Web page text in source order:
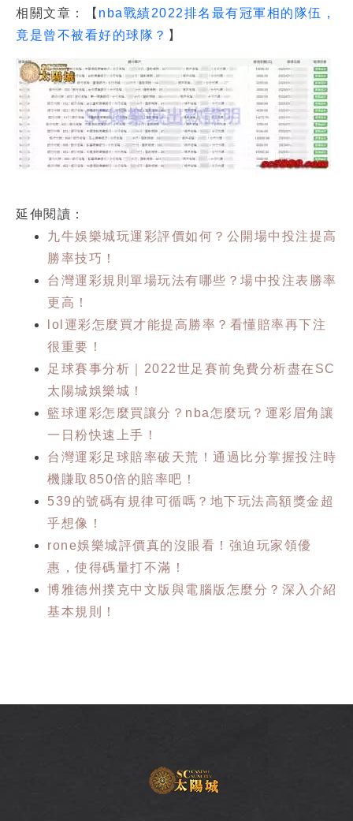
相關文章：【 nba戰績2022排名最有冠軍相的隊伍，
竟是曾不被看好的球隊？ 】
延伸閱讀：
九牛娛樂城玩運彩評價如何？公開場中投注提高
勝率技巧！
台灣運彩規則單場玩法有哪些？場中投注表勝率
更高！
lol運彩怎麼買才能提高勝率？看懂賠率再下注
很重要！
足球賽事分析｜2022世足賽前免費分析盡在SC
太陽城娛樂城！
籃球運彩怎麼買讓分？nba怎麼玩？運彩眉角讓
一日粉快速上手！
台灣運彩足球賠率破天荒！通過比分掌握投注時
機賺取850倍的賠率吧！
539的號碼有規律可循嗎？地下玩法高額獎金超
乎想像！
rone娛樂城評價真的沒眼看！強迫玩家領優
惠，使得碼量打不滿！
博雅德州撲克中文版與電腦版怎麼分？深入介紹
基本規則！